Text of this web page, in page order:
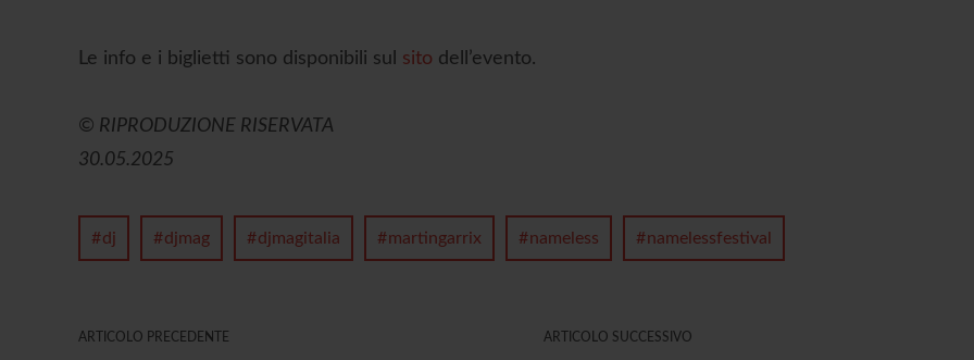
Le info e i biglietti sono disponibili sul sito dell’evento.
© RIPRODUZIONE RISERVATA
30.05.2025
dj djmag djmagitalia martingarrix nameless namelessfestival
ARTICOLO PRECEDENTE ARTICOLO SUCCESSIVO